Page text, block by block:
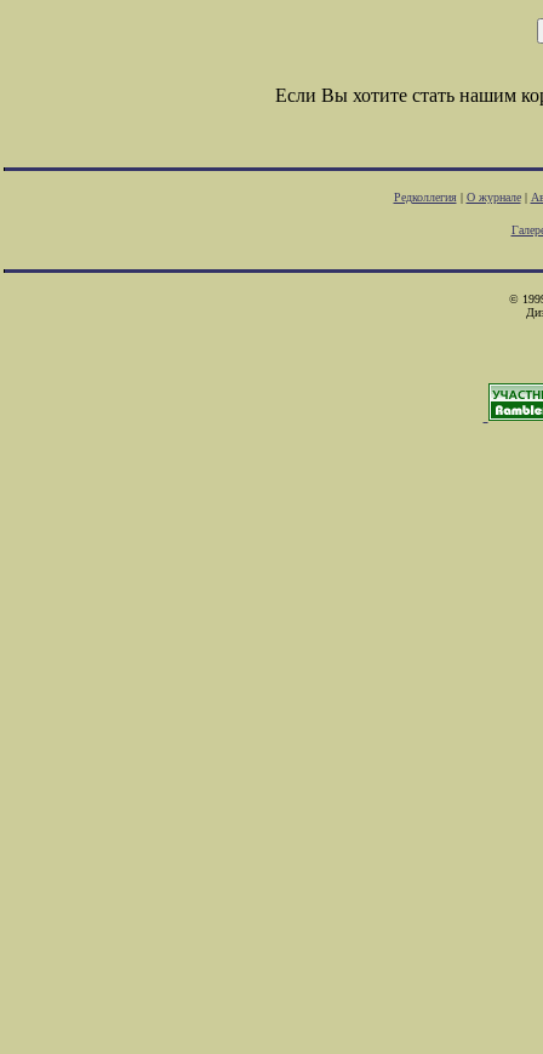
Если Вы хотите стать нашим
Редколлегия| О журнале|
©